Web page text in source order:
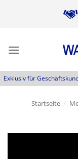
Exklusiv für
Startseite /